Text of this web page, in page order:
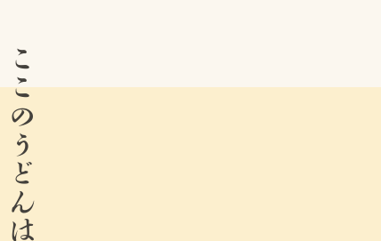
ここのうどんは、